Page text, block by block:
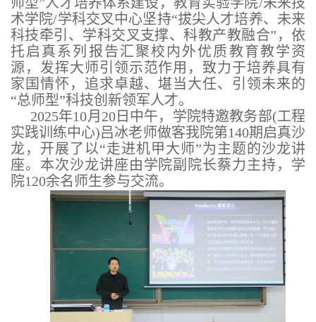
术学院/学科交叉中心坚持“拔尖人才培养、未来
科技牵引、学科交叉支撑、科教产教融合”，依
托启真系列报告汇聚校内外优质教育教学资
源，发挥大师引领示范作用，致力于培养具有
家国情怀，追求卓越、堪当大任、引领未来的
“总师型”科技创新领军人才。
2025年10月20日中午，学院特邀教务部(工程
实践训练中心)吕冰老师做客我院第140期启真沙
龙，开展了以“走进机甲大师”为主题的沙龙讲
座。本次沙龙讲座由学院副院长蔡力主持，学
院120余名师生参与交流。